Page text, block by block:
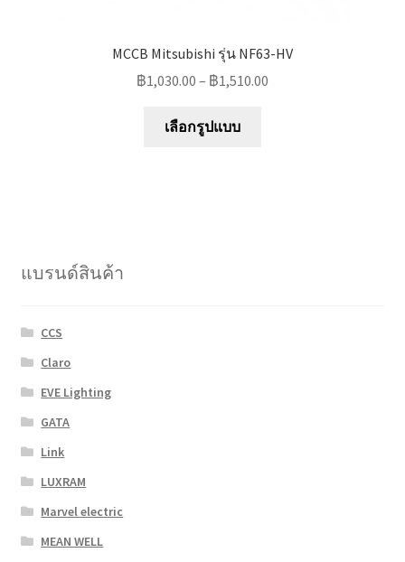
MCCB Mitsubishi รุ่น NF63-HV
฿1,030.00 – ฿1,510.00
เลือกรูปแบบ
แบรนด์สินค้า
CCS
Claro
EVE Lighting
GATA
Link
LUXRAM
Marvel electric
MEAN WELL